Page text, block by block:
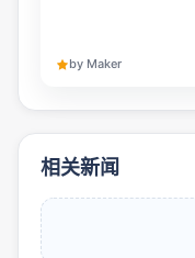
by Maker
相关新闻